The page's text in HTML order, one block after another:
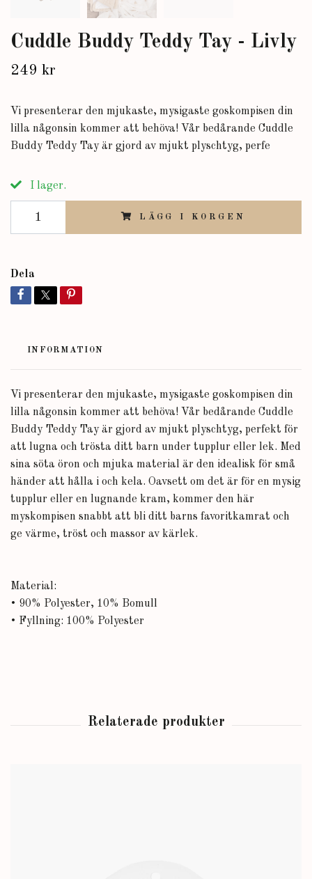
Cuddle Buddy Teddy Tay - Livly
249 kr
Vi presenterar den mjukaste, mysigaste goskompisen din
lilla någonsin kommer att behöva! Vår bedårande Cuddle
Buddy Teddy Tay är gjord av mjukt plyschtyg, perfe
I lager.
LÄGG I KORGEN
Dela
INFORMATION
Vi presenterar den mjukaste, mysigaste goskompisen din
lilla någonsin kommer att behöva! Vår bedårande Cuddle
Buddy Teddy Tay är gjord av mjukt plyschtyg, perfekt för
att lugna och trösta ditt barn under tupplur eller lek. Med
sina söta öron och mjuka material är den idealisk för små
händer att hålla i och kela. Oavsett om det är för en mysig
tupplur eller en lugnande kram, kommer den här
myskompisen snabbt att bli ditt barns favoritkamrat och
ge värme, tröst och massor av kärlek.
Material:
• 90% Polyester, 10% Bomull
• Fyllning: 100% Polyester